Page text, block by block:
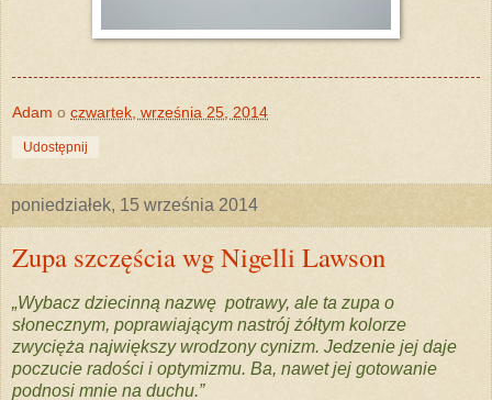
Adam o czwartek, września 25, 2014
Udostępnij
poniedziałek, 15 września 2014
Zupa szczęścia wg Nigelli Lawson
„Wybacz dziecinną nazwę potrawy, ale ta zupa o
słonecznym, poprawiającym nastrój żółtym kolorze
zwycięża największy wrodzony cynizm. Jedzenie jej daje
poczucie radości i optymizmu. Ba, nawet jej gotowanie
podnosi mnie na duchu.”